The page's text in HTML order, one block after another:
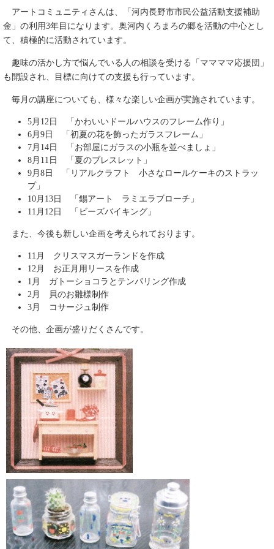
アートコミュニティさんは、「河内長野市市民公益活動支援補助
金」の利用3年目になります。奥河内くろまろの郷を活動の中心とし
て、積極的に活動されています。
趣味の活かし方で悩んでいる人の相談を受ける「ママママ応援団」
も開設され、目標に向けての支援も行っています。
毎月の講座についても、様々な楽しい企画が実施されています。
5月12日 「かわいいドールハウスのフレーム作り」
6月9日 「初夏の花を飾ったガラスフレーム」
7月14日 「お部屋にガラスの小瓶を並べましょ」
8月11日 「夏のブレスレット」
9月8日 「リアルクラフト 小さなロールケーキのストラッ
プ」
10月13日 「錫アート ラミエラブローチ」
11月12日 「ビーズバイキング」
また、今後も新しい企画を考えられております。
11月 クリスマスガーランドを作成
12月 お正月用リースを作成
1月 ガトーショコラとテンパリング作成
2月 貝のお雛様制作
3月 コサージュ制作
その他、企画が盛りだくさんです。